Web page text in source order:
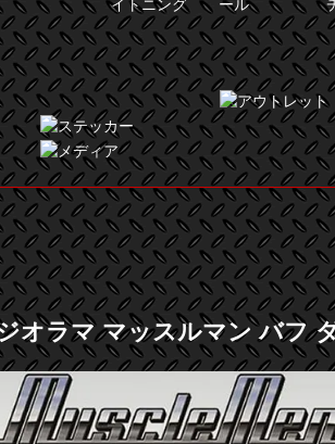
オラマ マッスルマン バフ